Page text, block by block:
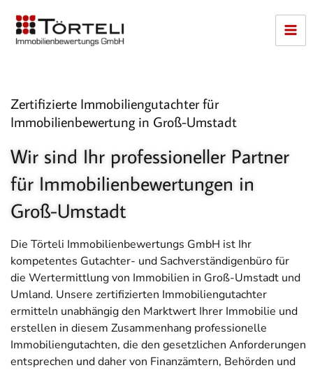
Zum
Inhalt
springen
Zertifizierte Immobiliengutachter für
Immobilienbewertung in Groß-Umstadt
Wir sind Ihr professioneller Partner
für Immobilienbewertungen in
Groß-Umstadt
Die Törteli Immobilienbewertungs GmbH ist Ihr
kompetentes Gutachter- und Sachverständigenbüro für
die Wertermittlung von Immobilien in Groß-Umstadt und
Umland. Unsere zertifizierten Immobiliengutachter
ermitteln unabhängig den Marktwert Ihrer Immobilie und
erstellen in diesem Zusammenhang professionelle
Immobiliengutachten, die den gesetzlichen Anforderungen
entsprechen und daher von Finanzämtern, Behörden und